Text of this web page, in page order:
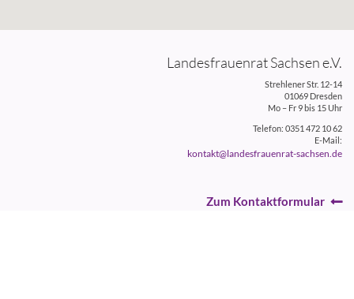
Landesfrauenrat Sachsen e.V.
Strehlener Str. 12-14
01069 Dresden
Mo – Fr 9 bis 15 Uhr
Telefon: 0351 472 10 62
E-Mail:
kontakt@landesfrauenrat-sachsen.de
Zum Kontaktformular